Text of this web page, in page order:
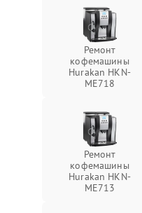
Ремонт
кофемашины
Hurakan HKN-
ME718
Ремонт
кофемашины
Hurakan HKN-
ME713